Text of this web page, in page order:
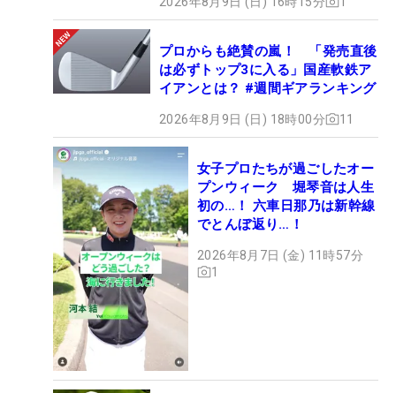
プロからも絶賛の嵐！ 「発売直後
は必ずトップ3に入る」国産軟鉄ア
イアンとは？ #週間ギアランキング
2026年8月9日 (日) 18時00分 11
女子プロたちが過ごしたオー
プンウィーク 堀琴音は人生
初の…！ 六車日那乃は新幹線
でとんぼ返り…！
2026年8月7日 (金) 11時57分
1